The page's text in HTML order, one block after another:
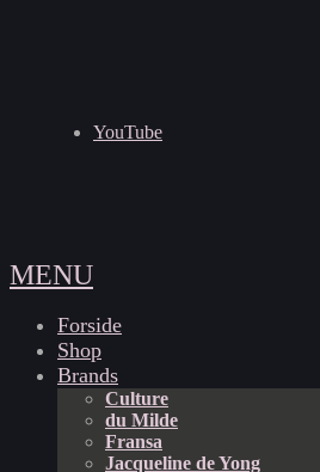
YouTube
MENU
Forside
Shop
Brands
Culture
du Milde
Fransa
Jacqueline de Yong